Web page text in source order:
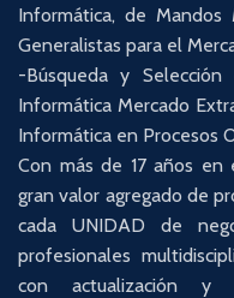
Informática, de
Generalistas para el
-Búsqueda y
Informática Mercado
Informática en Procesos
Con más de 17 años
gran valor agregado de
cada UNIDAD de
profesionales
con actualización y